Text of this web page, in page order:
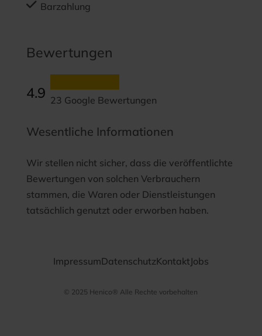
Barzahlung
Bewertungen
4.9 23 Google Bewertungen
Wesentliche Informationen
Wir stellen nicht sicher, dass die veröffentlichte
Bewertungen von solchen Verbrauchern
stammen, die Waren oder Dienstleistungen
tatsächlich genutzt oder erworben haben.
ImpressumDatenschutzKontakt Jobs
© 2025 Henico® Alle Rechte vorbehalten
bestimmungen